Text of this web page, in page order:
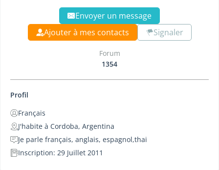
Envoyer un message
Ajouter à mes contacts
Signaler
Forum
1354
Profil
Français
J'habite à Cordoba, Argentina
Je parle français, anglais, espagnol,thai
Inscription: 29 Juillet 2011